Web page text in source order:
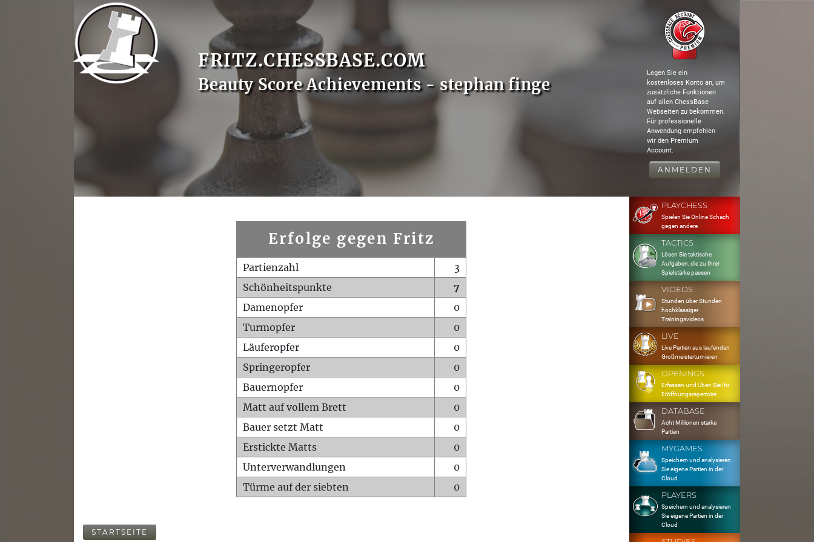
FRITZ.CHESSBASE.COM
Beauty Score Achievements - stephan finge
Legen Sie ein
kostenloses Konto an, um
zusätzliche Funktionen
auf allen ChessBase
Webseiten zu bekommen.
Für professionelle
Anwendung empfehlen
wir den Premium
Account.
ANMELDEN
Erfolge gegen Fritz
Partienzahl
3
Schönheitspunkte
7
Damenopfer
0
Turmopfer
0
Läuferopfer
0
Springeropfer
0
Bauernopfer
0
Matt auf vollem Brett
0
Bauer setzt Matt
0
Erstickte Matts
0
Unterverwandlungen
0
Türme auf der siebten
0
STARTSEITE
PLAYCHESS
Spielen Sie Online Schach
gegen andere
TACTICS
Lösen Sie taktische
Aufgaben, die zu Ihrer
Spielstärke passen
VIDEOS
Stunden über Stunden
hochklassiger
Trainingsvideos
LIVE
Live Partien aus laufenden
Großmeisterturnieren
OPENINGS
Erfassen und Üben Sie Ihr
Eröffnungsrepertoire
DATABASE
Acht Millionen starke
Partien
MYGAMES
Speichern und analysieren
Sie eigene Partien in der
Cloud
PLAYERS
Speichern und analysieren
Sie eigene Partien in der
Cloud